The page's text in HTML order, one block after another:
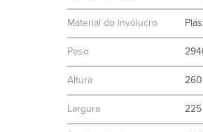
Material do invólucro
Peso
Altura 260
Largura 225